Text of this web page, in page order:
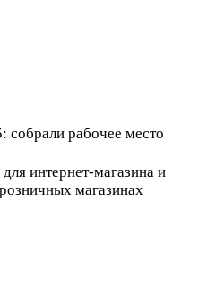
собрали рабочее место
интернет-магазина и
магазинах